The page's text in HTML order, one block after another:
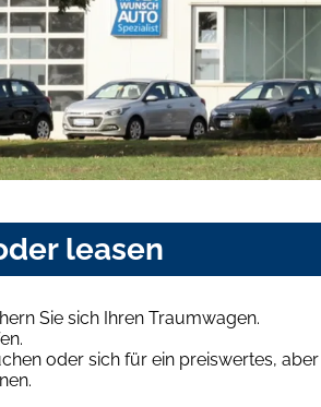
leasen
Sie sich Ihren Traumwagen.
oder sich für ein preiswertes,